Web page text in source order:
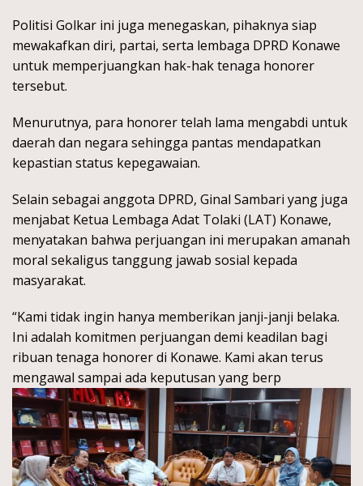
Politisi Golkar ini juga menegaskan, pihaknya siap
mewakafkan diri, partai, serta lembaga DPRD Konawe
untuk memperjuangkan hak-hak tenaga honorer
tersebut.
Menurutnya, para honorer telah lama mengabdi untuk
daerah dan negara sehingga pantas mendapatkan
kepastian status kepegawaian.
Selain sebagai anggota DPRD, Ginal Sambari yang juga
menjabat Ketua Lembaga Adat Tolaki (LAT) Konawe,
menyatakan bahwa perjuangan ini merupakan amanah
moral sekaligus tanggung jawab sosial kepada
masyarakat.
“Kami tidak ingin hanya memberikan janji-janji belaka.
Ini adalah komitmen perjuangan demi keadilan bagi
ribuan tenaga honorer di Konawe. Kami akan terus
mengawal sampai ada keputusan yang berp